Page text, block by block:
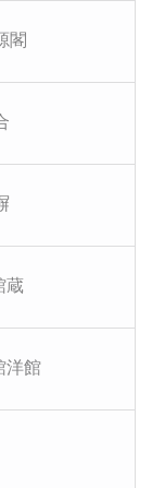
閣
蔵
洋館